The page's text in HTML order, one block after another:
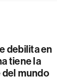
debilita en
tiene la
mundo